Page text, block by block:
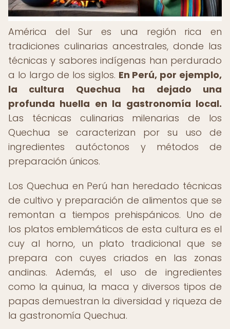
América del Sur es una región rica en
tradiciones culinarias ancestrales, donde las
técnicas y sabores indígenas han perdurado
a lo largo de los siglos. En Perú, por ejemplo,
la cultura Quechua ha dejado una
profunda huella en la gastronomía local.
Las técnicas culinarias milenarias de los
Quechua se caracterizan por su uso de
ingredientes autóctonos y métodos de
preparación únicos.
Los Quechua en Perú han heredado técnicas
de cultivo y preparación de alimentos que se
remontan a tiempos prehispánicos. Uno de
los platos emblemáticos de esta cultura es el
cuy al horno, un plato tradicional que se
prepara con cuyes criados en las zonas
andinas. Además, el uso de ingredientes
como la quinua, la maca y diversos tipos de
papas demuestran la diversidad y riqueza de
la gastronomía Quechua.